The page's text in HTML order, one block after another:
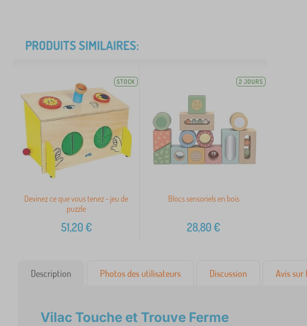
PRODUITS SIMILAIRES:
STOCK
Devinez ce que vous tenez - jeu de
puzzle
51,20€
2 JOURS
Blocs sensoriels en bois
28,80€
Description Photos des utilisateurs Discussion Avis sur
Vilac Touche et Trouve Ferme